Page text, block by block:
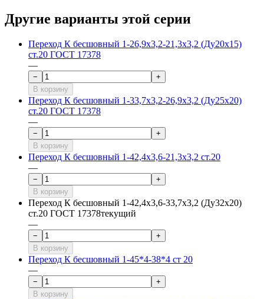
Другие варианты этой серии
Переход К бесшовный 1-26,9х3,2-21,3х3,2 (Ду20х15)
ст.20 ГОСТ 17378
—
−
+
В корзину
Переход К бесшовный 1-33,7х3,2-26,9х3,2 (Ду25х20)
ст.20 ГОСТ 17378
—
−
+
В корзину
Переход К бесшовный 1-42,4х3,6-21,3х3,2 ст.20
—
−
+
В корзину
Переход К бесшовный 1-42,4х3,6-33,7х3,2 (Ду32х20)
ст.20 ГОСТ 17378текущий
—
−
+
В корзину
Переход К бесшовный 1-45*4-38*4 ст 20
—
−
+
В корзину